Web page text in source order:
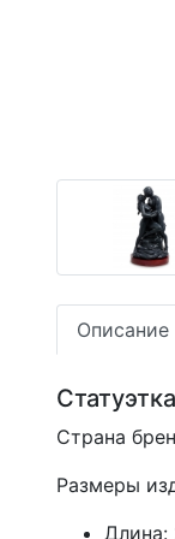
-19,08%
-19,08%
-19,08%
Описание
Страна
Размеры
Длина: